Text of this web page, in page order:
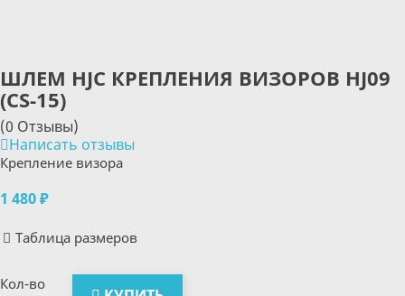
ШЛЕМ HJC КРЕПЛЕНИЯ ВИЗОРОВ HJ09
(CS-15)
(0 Отзывы)
Написать отзывы
Крепление визора
1 480 ₽
Таблица размеров
Кол-во